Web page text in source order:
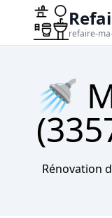
refaire-
🚿
Rénovation